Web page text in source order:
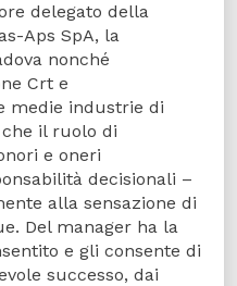
delegato della
Aps SpA, la
nonché
Crt e
medie industrie di
il ruolo di
e oneri
decisionali –
alla sensazione di
Del manager ha la
e gli consente di
successo, dai